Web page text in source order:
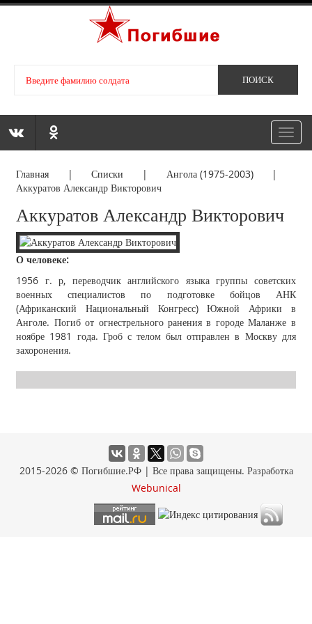
Главная |Списки | Ангола (1975-2003)|
Аккуратов Александр Викторович
Аккуратов Александр Викторович
О человеке:
1956 г. р, переводчик английского языка группы советских
военных специалистов по подготовке бойцов АНК
(Африканский Национальный Конгресс) Южной Африки в
Анголе. Погиб от огнестрельного ранения в городе Маланже в
ноябре 1981 года. Гроб с телом был отправлен в Москву для
захоронения.
2015-2026 © Погибшие.РФ | Все права защищены. Разработка
Webunical